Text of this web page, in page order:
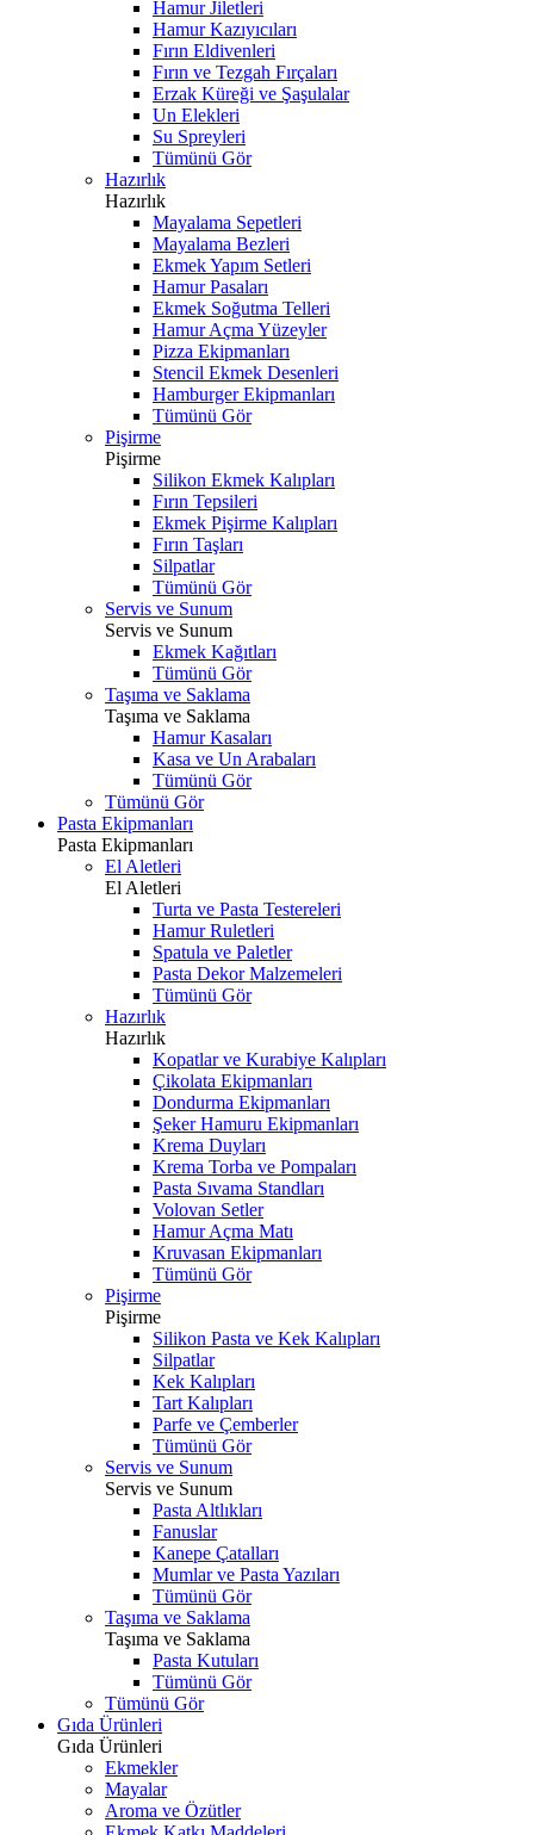
Hamur Jiletleri
Hamur Kazıyıcıları
Fırın Eldivenleri
Fırın ve Tezgah Fırçaları
Erzak Küreği ve Şaşulalar
Un Elekleri
Su Spreyleri
Tümünü Gör
Hazırlık
Hazırlık
Mayalama Sepetleri
Mayalama Bezleri
Ekmek Yapım Setleri
Hamur Pasaları
Ekmek Soğutma Telleri
Hamur Açma Yüzeyler
Pizza Ekipmanları
Stencil Ekmek Desenleri
Hamburger Ekipmanları
Tümünü Gör
Pişirme
Pişirme
Silikon Ekmek Kalıpları
Fırın Tepsileri
Ekmek Pişirme Kalıpları
Fırın Taşları
Silpatlar
Tümünü Gör
Servis ve Sunum
Servis ve Sunum
Ekmek Kağıtları
Tümünü Gör
Taşıma ve Saklama
Taşıma ve Saklama
Hamur Kasaları
Kasa ve Un Arabaları
Tümünü Gör
Tümünü Gör
Pasta Ekipmanları
Pasta Ekipmanları
El Aletleri
El Aletleri
Turta ve Pasta Testereleri
Hamur Ruletleri
Spatula ve Paletler
Pasta Dekor Malzemeleri
Tümünü Gör
Hazırlık
Hazırlık
Kopatlar ve Kurabiye Kalıpları
Çikolata Ekipmanları
Dondurma Ekipmanları
Şeker Hamuru Ekipmanları
Krema Duyları
Krema Torba ve Pompaları
Pasta Sıvama Standları
Volovan Setler
Hamur Açma Matı
Kruvasan Ekipmanları
Tümünü Gör
Pişirme
Pişirme
Silikon Pasta ve Kek Kalıpları
Silpatlar
Kek Kalıpları
Tart Kalıpları
Parfe ve Çemberler
Tümünü Gör
Servis ve Sunum
Servis ve Sunum
Pasta Altlıkları
Fanuslar
Kanepe Çatalları
Mumlar ve Pasta Yazıları
Tümünü Gör
Taşıma ve Saklama
Taşıma ve Saklama
Pasta Kutuları
Tümünü Gör
Tümünü Gör
Gıda Ürünleri
Gıda Ürünleri
Ekmekler
Mayalar
Aroma ve Özütler